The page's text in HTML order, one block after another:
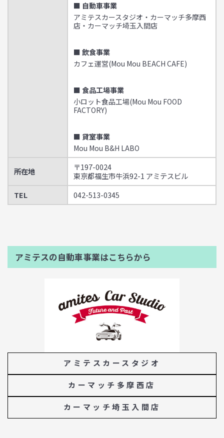
■ 自動車事業
アミテスカースタジオ・カーマッチ多摩西
店・カーマッチ埼玉入間店
■ 飲食事業
カフェ運営(Mou Mou BEACH CAFE)
■ 食品工場事業
小ロット食品工場(Mou Mou FOOD
FACTORY)
■ 貸室事業
Mou Mou B&H LABO
所在地
〒197-0024
東京都福生市牛浜92-1 アミテスビル
TEL
042-513-0345
アミテスの自動車事業はこちらから
アミテスカースタジオ
カーマッチ多摩西店
カーマッチ埼玉入間店